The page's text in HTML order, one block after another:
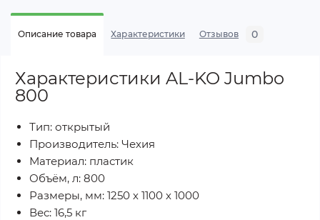
Описание товара Характеристики Отзывов 0
Характеристики AL-KO Jumbo
800
Тип: открытый
Производитель: Чехия
Материал: пластик
Объём, л: 800
Размеры, мм: 1250 х 1100 х 1000
Вес: 16,5 кг